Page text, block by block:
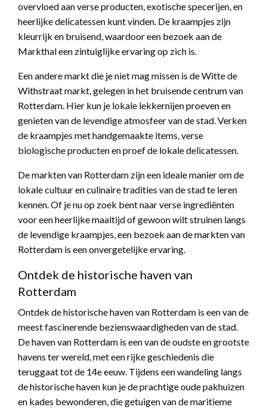
overvloed aan verse producten, exotische specerijen, en
heerlijke delicatessen kunt vinden. De kraampjes zijn
kleurrijk en bruisend, waardoor een bezoek aan de
Markthal een zintuiglijke ervaring op zich is.
Een andere markt die je niet mag missen is de Witte de
Withstraat markt, gelegen in het bruisende centrum van
Rotterdam. Hier kun je lokale lekkernijen proeven en
genieten van de levendige atmosfeer van de stad. Verken
de kraampjes met handgemaakte items, verse
biologische producten en proef de lokale delicatessen.
De markten van Rotterdam zijn een ideale manier om de
lokale cultuur en culinaire tradities van de stad te leren
kennen. Of je nu op zoek bent naar verse ingrediënten
voor een heerlijke maaltijd of gewoon wilt struinen langs
de levendige kraampjes, een bezoek aan de markten van
Rotterdam is een onvergetelijke ervaring.
Ontdek de historische haven van
Rotterdam
Ontdek de historische haven van Rotterdam is een van de
meest fascinerende bezienswaardigheden van de stad.
De haven van Rotterdam is een van de oudste en grootste
havens ter wereld, met een rijke geschiedenis die
teruggaat tot de 14e eeuw. Tijdens een wandeling langs
de historische haven kun je de prachtige oude pakhuizen
en kades bewonderen, die getuigen van de maritieme